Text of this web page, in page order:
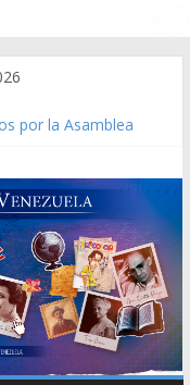
Bor
por la Asamblea
año CXXXIII Mes V,